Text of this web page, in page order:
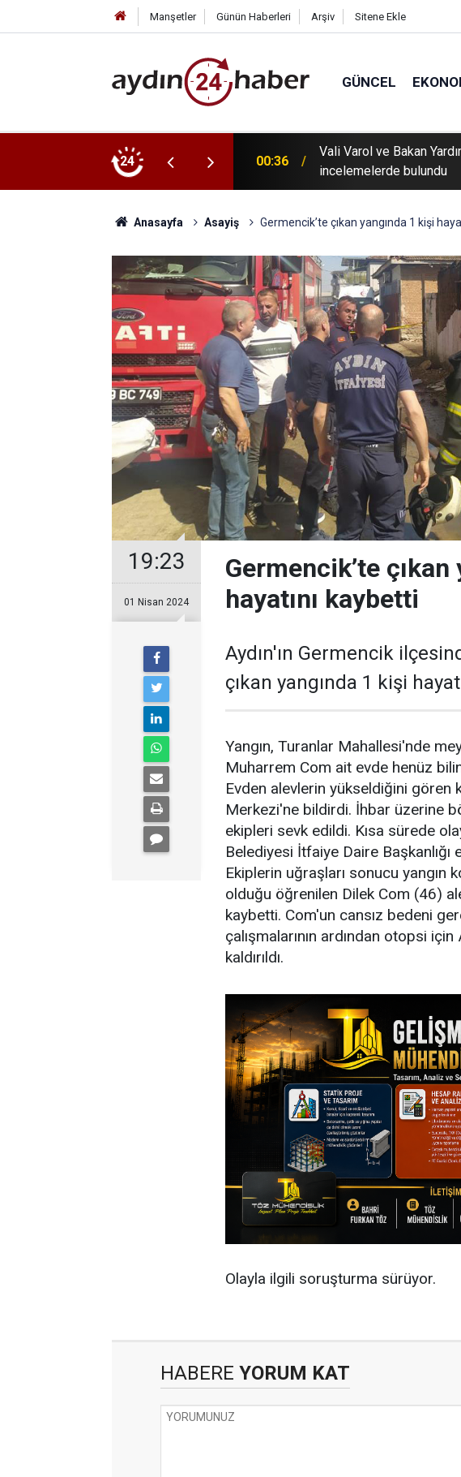
Manşetler Günün Haberleri Arşiv Sitene Ekle
GÜNCEL
24
00:36
Vali Varol ve Bakan
incelemelerde bulundu
00:20 Ölmeye gör
Anasayfa Asayiş Germencik’te çıkan yangında 1 kişi
19:23
01 Nisan 2024
Germencik’te
hayatını kaybetti
Aydın'ın Germencik
çıkan yangında 1 kişi
Yangın, Turanlar Mahallesi'nde
Muharrem Com ait evde henüz
Evden alevlerin yükseldiğini gören
Merkezi'ne bildirdi. İhbar üzerine
ekipleri sevk edildi. Kısa sürede
Belediyesi İtfaiye Daire Başkanlığı
Ekiplerin uğraşları sonucu yangın
olduğu öğrenilen Dilek Com (46)
kaybetti. Com'un cansız bedeni
çalışmalarının ardından otopsi
kaldırıldı.
Olayla ilgili soruşturma sürüyor.
HABERE YORUM KAT